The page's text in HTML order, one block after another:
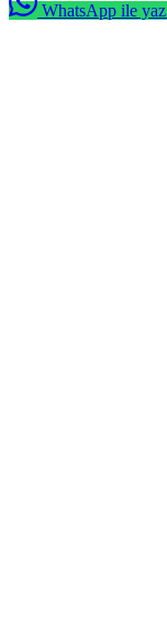
WhatsApp ile yaz